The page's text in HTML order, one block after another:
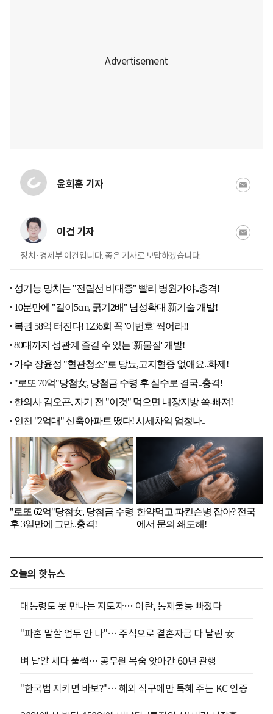
윤희훈 기자
이건 기자
정치·경제부 이건입니다. 좋은 기사로 보답하겠습니다.
오늘의 핫뉴스
대통령도 못 만나는 지도자… 이란, 통제불능 빠졌다
"파혼 말할 엄두 안 나"… 주식으로 결혼자금 다 날린 女
벼 낱알 세다 풀썩… 공무원 목숨 앗아간 60년 관행
"한국법 지키면 바보?"… 해외 직구에만 특혜 주는 KC 인증